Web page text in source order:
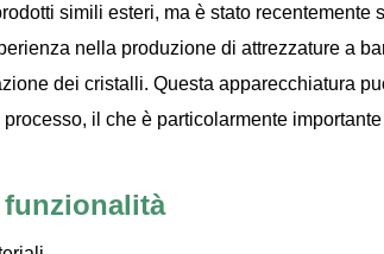
simili esteri, ma è stato recentemente
nella produzione di attrezzature a
dei cristalli. Questa apparecchiatura
il che è particolarmente